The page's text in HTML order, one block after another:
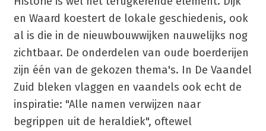
en Waard koestert de lokale geschiedenis, ook
al is die in de nieuwbouwwijken nauwelijks nog
zichtbaar. De onderdelen van oude boerderijen
zijn één van de gekozen thema's. In De Vaandel
Zuid bleken vlaggen en vaandels ook echt de
inspiratie: "Alle namen verwijzen naar
begrippen uit de heraldiek", oftewel